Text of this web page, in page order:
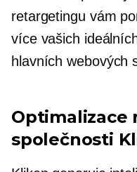
retargetingu vám
více vašich
hlavních webových
Optimalizace
společnosti